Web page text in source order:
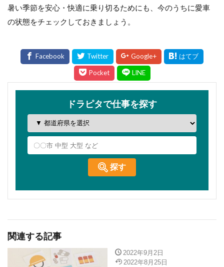
暑い季節を安心・快適に乗り切るためにも、今のうちに愛車
の状態をチェックしておきましょう。
関連する記事
2022年9月2日
2022年8月25日